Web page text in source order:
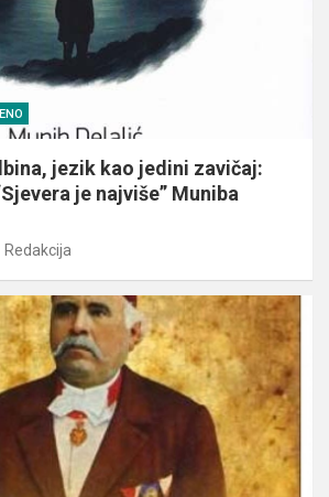
jezik kao jedini zavičaj:
je najviše” Muniba
Redakcija